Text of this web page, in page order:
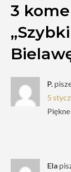
3
P.
5
Ela